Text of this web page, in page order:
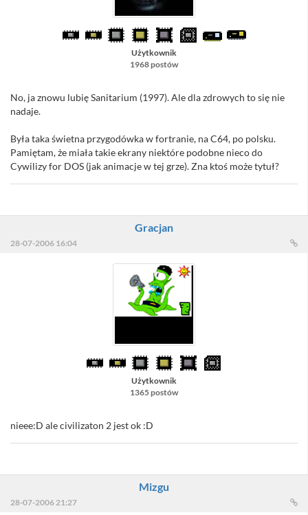
Użytkownik
1968 postów
No, ja znowu lubię Sanitarium (1997). Ale dla zdrowych to się nie
nadaje.
Była taka świetna przygodówka w fortranie, na C64, po polsku.
Pamiętam, że miała takie ekrany niektóre podobne nieco do
Cywilizy for DOS (jak animacje w tej grze). Zna ktoś może tytuł?
Gracjan
28-07-2006 16:04
Użytkownik
1365 postów
nieee:D ale civilizaton 2 jest ok :D
Mizgu
28-07-2006 21:27